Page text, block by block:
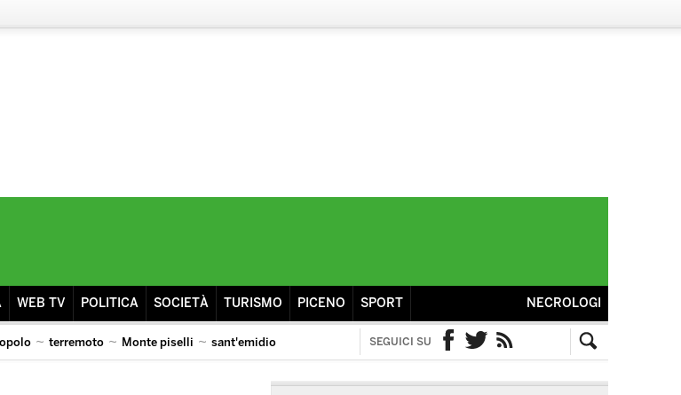
WEB TV POLITICA SOCIETÀ TURISMO PICENO SPORT NECROLOGI
terremoto Monte piselli sant'emidio SEGUICI SU